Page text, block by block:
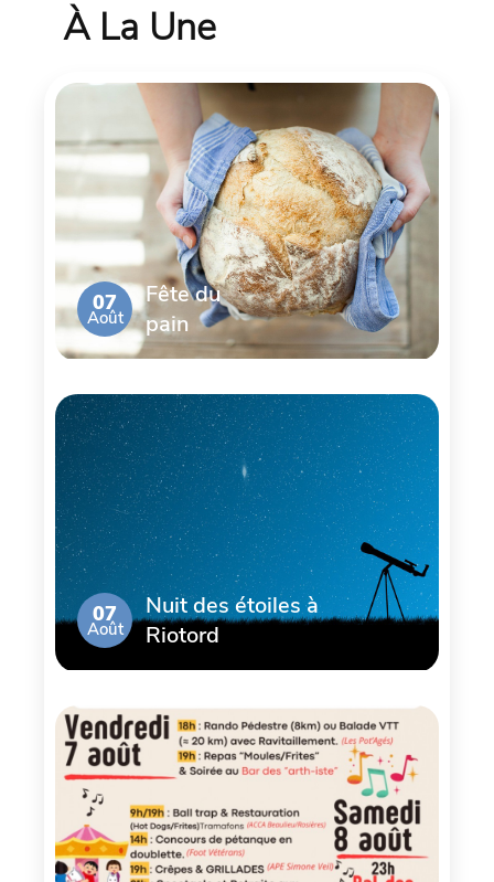
À La Une
07
Août
Fête du
pain
07
Août
Nuit des étoiles à
Riotord